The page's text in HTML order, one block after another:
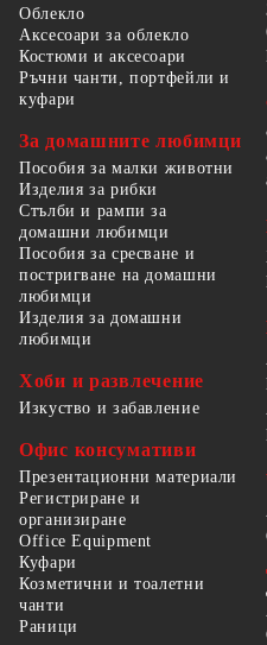
Облекло
Аксесоари за облекло
Костюми и аксесоари
Ръчни чанти, портфейли и
куфари
За домашните любимци
Пособия за малки животни
Изделия за рибки
Стълби и рампи за
домашни любимци
Пособия за сресване и
постригване на домашни
любимци
Изделия за домашни
любимци
Хоби и развлечение
Изкуство и забавление
Офис консумативи
Презентационни материали
Регистриране и
организиране
Office Equipment
Куфари
Козметични и тоалетни
чанти
Раници